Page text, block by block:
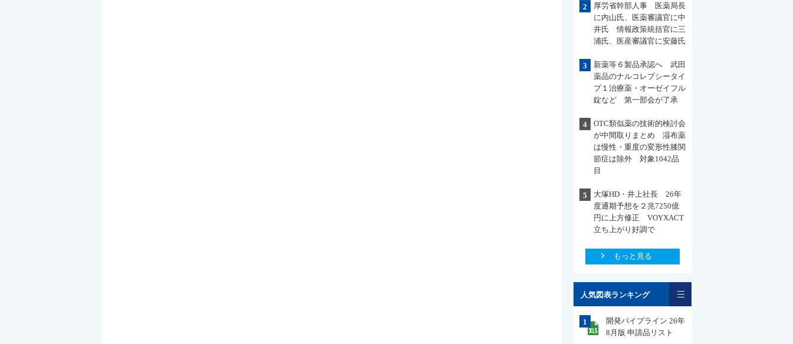
2
厚労省幹部人事 医薬局長
に内山氏、医薬審議官に中
井氏 情報政策統括官に三
浦氏、医産審議官に安藤氏
3
新薬等６製品承認へ 武田
薬品のナルコレプシータイ
プ１治療薬・オーゼイフル
錠など 第一部会が了承
4
OTC類似薬の技術的検討会
が中間取りまとめ 湿布薬
は慢性・重度の変形性膝関
節症は除外 対象1042品
目
5
大塚HD・井上社長 26年
度通期予想を２兆7250億
円に上方修正 VOYXACT
立ち上がり好調で
もっと見る
人気図表ランキング
1
開発パイプライン 26年
8月版 申請品リスト